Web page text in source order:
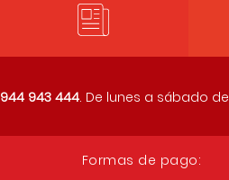
944 943 444. De lunes a sábado de
Formas de pago: